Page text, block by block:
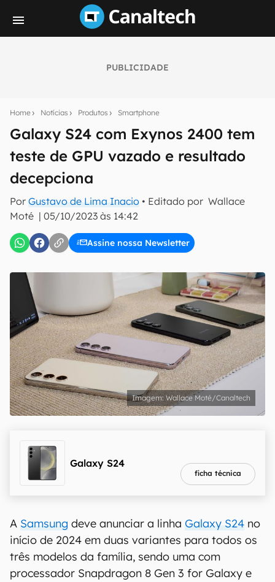
PUBLICIDADE
Home Notícias Produtos Smartphone
Galaxy S24 com Exynos 2400 tem
teste de GPU vazado e resultado
decepciona
Por Gustavo de Lima Inacio • Editado por Wallace
Moté | 05/10/2023 às 14:42
Assine nossa Newsletter
notícias e reviews sobre tecnologia em primeira
mão.
E-mail
inscreva-se
Confirmo que li, aceito e concordo com os Termos de
Uso e Política de Privacidade do Canaltech.
Wallace Moté/Canaltech
Galaxy S24
ficha técnica
A Samsung deve anunciar a linha Galaxy S24 no
início de 2024 em duas variantes para todos os
três modelos da família, sendo uma com
processador Snapdragon 8 Gen 3 for Galaxy e